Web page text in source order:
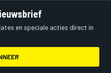
en speciale acties direct in